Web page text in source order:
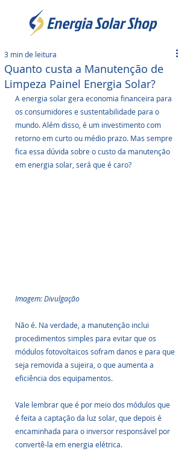
Quanto custa a Manutenção de
Limpeza Painel Energia Solar?
3 min de leitura
A energia solar gera economia financeira para
os consumidores e sustentabilidade para o
mundo. Além disso, é um investimento com
retorno em curto ou médio prazo. Mas sempre
fica essa dúvida sobre o custo da manutenção
em energia solar, será que é caro?
Imagem: Divulgação
Não é. Na verdade, a manutenção inclui
procedimentos simples para evitar que os
módulos fotovoltaicos sofram danos e para que
seja removida a sujeira, o que aumenta a
eficiência dos equipamentos.
Vale lembrar que é por meio dos módulos que
é feita a captação da luz solar, que depois é
encaminhada para o inversor responsável por
convertê-la em energia elétrica.